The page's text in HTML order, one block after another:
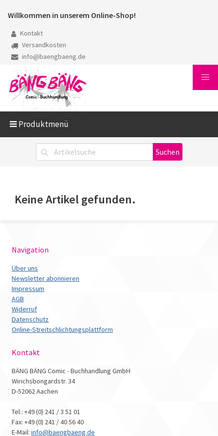
Willkommen in unserem Online-Shop!
Kontakt
Versandkosten
info@baengbaeng.de
Produktmenü
Keine Artikel gefunden.
Navigation
Über uns
Newsletter abonnieren
Impressum
AGB
Widerruf
Datenschutz
Online-Streitschlichtungsplattform
Kontakt
BÄNG BÄNG Comic - Buchhandlung GmbH
Wirichsbongardstr. 34
D-52062 Aachen
Tel.: +49 (0) 241 / 3 51 01
Fax: +49 (0) 241 / 40 56 40
E-Mail: info@baengbaeng.de